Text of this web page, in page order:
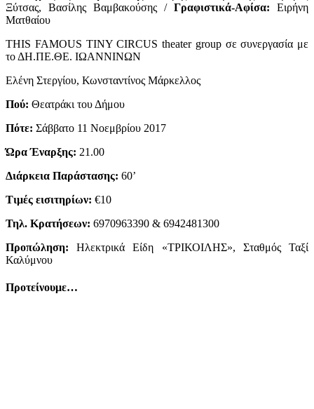
Ξύτσας, Βασίλης Βαμβακούσης / Γραφιστικά-Αφίσα: Ειρήνη
Ματθαίου
THIS FAMOUS TINY CIRCUS theater group σε συνεργασία με
το ΔΗ.ΠΕ.ΘΕ. ΙΩΑΝΝΙΝΩΝ
Ελένη Στεργίου, Κωνσταντίνος Μάρκελλος
Πού: Θεατράκι του Δήμου
Πότε: Σάββατο 11 Νοεμβρίου 2017
Ώρα Έναρξης: 21.00
Διάρκεια Παράστασης: 60’
Τιμές εισιτηρίων: €10
Τηλ. Κρατήσεων: 6970963390 & 6942481300
Προπώληση: Ηλεκτρικά Είδη «ΤΡΙΚΟΙΛΗΣ», Σταθμός Ταξί
Καλύμνου
Προτείνουμε…